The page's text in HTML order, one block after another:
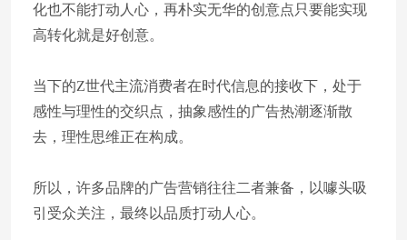
化也不能打动人心，再朴实无华的创意点只要能实现
高转化就是好创意。
当下的Z世代主流消费者在时代信息的接收下，处于
感性与理性的交织点，抽象感性的广告热潮逐渐散
去，理性思维正在构成。
所以，许多品牌的广告营销往往二者兼备，以噱头吸
引受众关注，最终以品质打动人心。